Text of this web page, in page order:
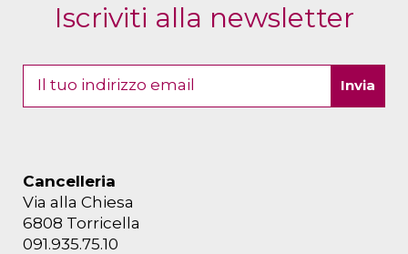
Iscriviti alla newsletter
Cancelleria
Via alla Chiesa
6808 Torricella
091.935.75.10